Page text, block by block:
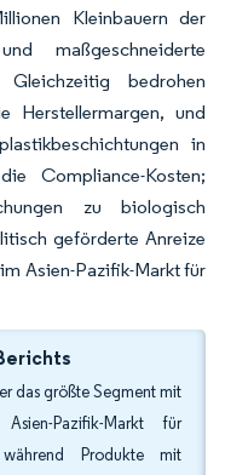
Kleinbauern der
maßgeschneiderte
Gleichzeitig bedrohen
Herstellermargen, und
in
Compliance-Kosten;
zu biologisch
geförderte Anreize
Asien-Pazifik-Markt für
das größte Segment mit
Pazifik-Markt für
Produkte mit